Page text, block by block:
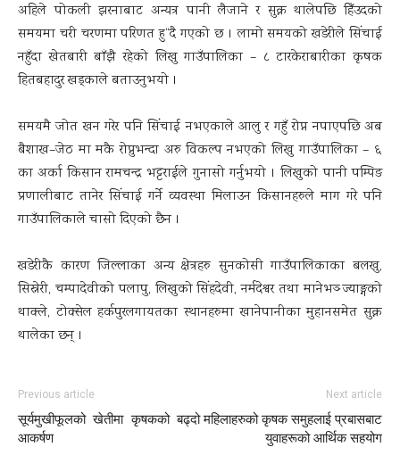
अहिले पोकली झरनाबाट अन्यत्र पानी लैजाने र सुक्न थालेपछि हिँउदको
समयमा चरी चरणमा परिणत हु“दै गएको छ । लामो समयको खडेरीले सिंचाई
नहुँदा खेतबारी बाँझै रहेको लिखु गाउँपालिका – ८ टारकेराबारीका कृषक
हितबहादुर खड्काले बताउनुभयो ।
समयमै जोत खन गरेर पनि सिंचाई नभएकाले आलु र गहुँ रोप्न नपाएपछि अब
बैशाख–जेठ मा मकै रोप्नुभन्दा अरु विकल्प नभएको लिखु गाउँपालिका – ६
का अर्का किसान रामचन्द्र भट्टराईले गुनासो गर्नुभयो । लिखुको पानी पम्पिङ
प्रणालीबाट तानेर सिंचाई गर्ने व्यवस्था मिलाउन किसानहरुले माग गरे पनि
गाउँपालिकाले चासो दिएको छैन ।
खडेरीकै कारण जिल्लाका अन्य क्षेत्रहरु सुनकोसी गाउँपालिकाका बलखु,
सिस्नेरी, चम्पादेवीको पलापु, लिखुको सिंहदेवी, नर्मदेश्वर तथा मानेभञ्ज्याङ्गको
थाक्ले, टोक्सेल हर्कपुरलगायतका स्थानहरुमा खानेपानीका मुहानसमेत सुक्न
थालेका छन् ।
Previous article
सूर्यमुखीफूलको खेतीमा कृषकको बढ्दो
आकर्षण
Next article
महिलाहरुको कृषक समुहलाई प्रबासबाट
युवाहरूको आर्थिक सहयोग